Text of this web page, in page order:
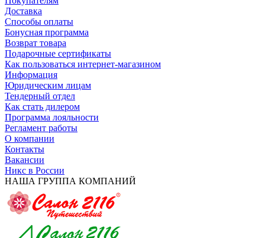
Доставка
Способы оплаты
Бонусная программа
Возврат товара
Подарочные сертификаты
Как пользоваться интернет-магазином
Информация
Юридическим лицам
Тендерный отдел
Как стать дилером
Программа лояльности
Регламент работы
О компании
Контакты
Вакансии
Никс в России
НАША ГРУППА КОМПАНИЙ